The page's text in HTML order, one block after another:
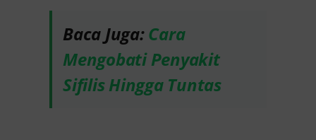
Baca Juga:Cara
Mengobati Penyakit
Sifilis Hingga Tuntas